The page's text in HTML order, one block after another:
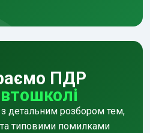
ПДР
з детальним розбором тем,
типовими помилками